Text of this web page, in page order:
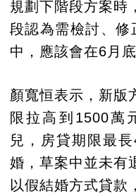
規劃下階段方案時
段認為需檢討、
中，應該會在6月
顏寬恒表示，新版
限拉高到1500萬
兒，房貸期限最
婚，草案中並未有
以假結婚方式貸款